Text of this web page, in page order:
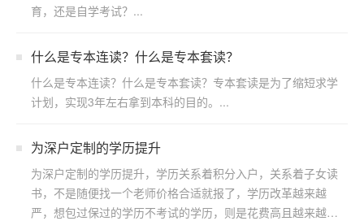
育，还是自学考试？...
什么是专本连读？什么是专本套读？
什么是专本连读？什么是专本套读？专本套读是为了缩短求学
计划，实现3年左右拿到本科的目的。...
为深户定制的学历提升
为深户定制的学历提升，学历关系着积分入户，关系着子女读
书，不是随便找一个老师价格合适就报了，学历改革越来越
严，想包过保过的学历不考试的学历，则是花费高且越来越不